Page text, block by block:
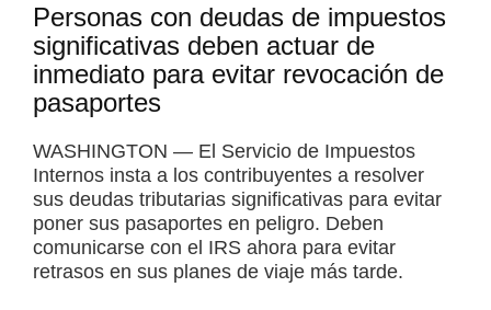
Personas con deudas de impuestos
significativas deben actuar de
inmediato para evitar revocación de
pasaportes
WASHINGTON — El Servicio de Impuestos
Internos insta a los contribuyentes a resolver
sus deudas tributarias significativas para evitar
poner sus pasaportes en peligro. Deben
comunicarse con el IRS ahora para evitar
retrasos en sus planes de viaje más tarde.